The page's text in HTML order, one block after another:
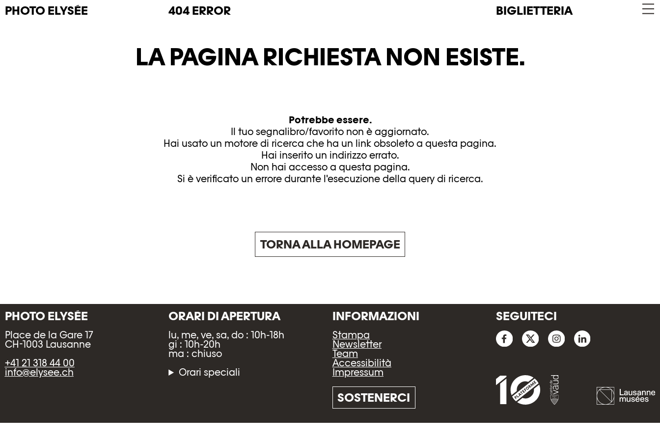
PHOTO ELYSÉE 404 ERROR BIGLIETTERIA
LA PAGINA RICHIESTA NON ESISTE.
Potrebbe essere.
Il tuo segnalibro/favorito non è aggiornato.
Hai usato un motore di ricerca che ha un link obsoleto a questa pagina.
Hai inserito un indirizzo errato.
Non hai accesso a questa pagina.
Si è verificato un errore durante l'esecuzione della query di ricerca.
TORNA ALLA HOMEPAGE
PHOTO ELYSÉE
Place de la Gare 17
CH-1003 Lausanne
+41 21 318 44 00
info@elysee.ch
ORARI DI APERTURA
lu, me, ve, sa, do : 10h-18h
gi : 10h-20h
ma : chiuso
Orari speciali
INFORMAZIONI
Stampa
Newsletter
Team
Accessibilità
Impressum
SOSTENERCI
SEGUITECI